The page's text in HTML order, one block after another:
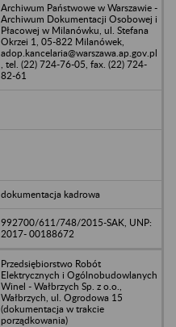
Archiwum Państwowe w Warszawie -
Archiwum Dokumentacji Osobowej i
Płacowej w Milanówku, ul. Stefana
Okrzei 1, 05-822 Milanówek,
adop.kancelaria@warszawa.ap.gov.pl
, tel. (22) 724-76-05, fax. (22) 724-
82-61
dokumentacja kadrowa
992700/611/748/2015-SAK, UNP:
2017- 00188672
Przedsiębiorstwo Robót
Elektrycznych i Ogólnobudowlanych
Winel - Wałbrzych Sp. z o.o.,
Wałbrzych, ul. Ogrodowa 15
(dokumentacja w trakcie
porządkowania)